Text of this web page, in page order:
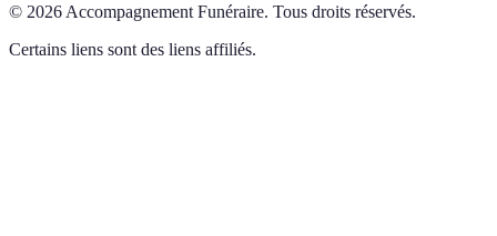
© 2026 Accompagnement Funéraire. Tous droits réservés.
Certains liens sont des liens affiliés.